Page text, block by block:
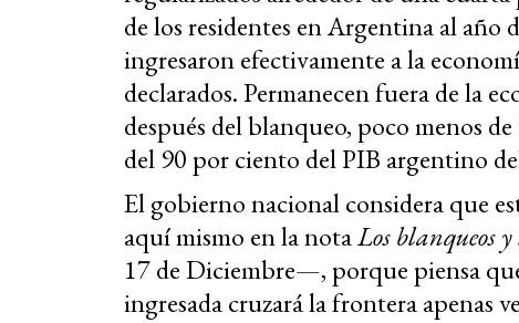
de los residentes en Argentina al
ingresaron efectivamente a la
declarados. Permanecen fuera de la
después del blanqueo, poco menos
del 90 por ciento del PIB argentino
El gobierno nacional considera que
aquí mismo en la notaLos blanqueos
17 de Diciembre—, porque piensa
ingresada cruzará la frontera apenas